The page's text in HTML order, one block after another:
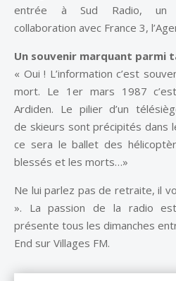
entrée à Sud Radio,
collaboration avec France 3,
Un souvenir marquant parmi
« Oui ! L’information c’est
mort. Le 1er mars 1987
Ardiden. Le pilier d’un
de skieurs sont précipités dans
ce sera le ballet des
blessés et les morts…»
Ne lui parlez pas de retraite, il
». La passion de la radio
présente tous les dimanches
End sur Villages FM.